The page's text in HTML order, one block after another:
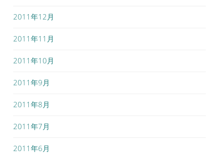
2011年12月
2011年11月
2011年10月
2011年9月
2011年8月
2011年7月
2011年6月